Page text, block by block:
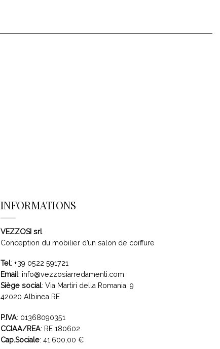
INFORMATIONS
VEZZOSI srl
Conception du mobilier d’un salon de coiffure
Tel: +39 0522 591721
Email: info@vezzosiarredamenti.com
Siège social: Via Martiri della Romania, 9
42020 Albinea RE
P.IVA: 01368090351
CCIAA/REA: RE 180602
Cap.Sociale: 41.600,00 €